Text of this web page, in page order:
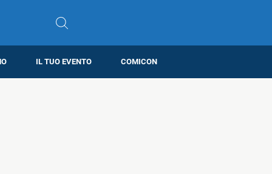
IL TUO EVENTO COMICON